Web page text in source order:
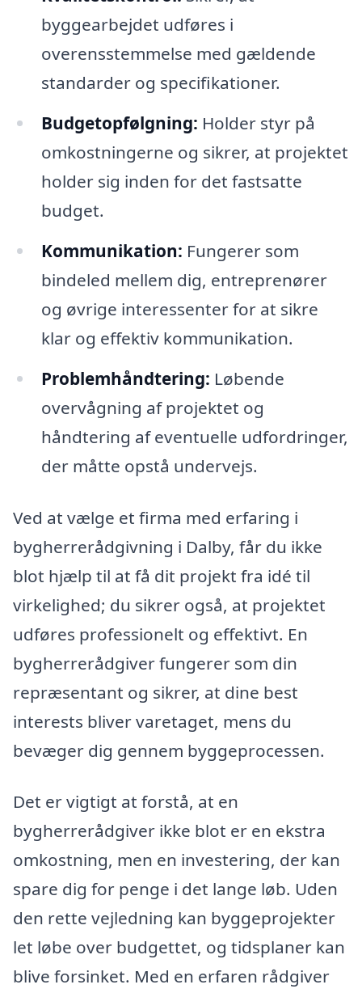
byggearbejdet udføres i
overensstemmelse med gældende
standarder og specifikationer.
Budgetopfølgning: Holder styr på
omkostningerne og sikrer, at projektet
holder sig inden for det fastsatte
budget.
Kommunikation: Fungerer som
bindeled mellem dig, entreprenører
og øvrige interessenter for at sikre
klar og effektiv kommunikation.
Problemhåndtering: Løbende
overvågning af projektet og
håndtering af eventuelle udfordringer,
der måtte opstå undervejs.
Ved at vælge et firma med erfaring i
bygherrerådgivning i Dalby, får du ikke
blot hjælp til at få dit projekt fra idé til
virkelighed; du sikrer også, at projektet
udføres professionelt og effektivt. En
bygherrerådgiver fungerer som din
repræsentant og sikrer, at dine best
interests bliver varetaget, mens du
bevæger dig gennem byggeprocessen.
Det er vigtigt at forstå, at en
bygherrerådgiver ikke blot er en ekstra
omkostning, men en investering, der kan
spare dig for penge i det lange løb. Uden
den rette vejledning kan byggeprojekter
let løbe over budgettet, og tidsplaner kan
blive forsinket. Med en erfaren rådgiver